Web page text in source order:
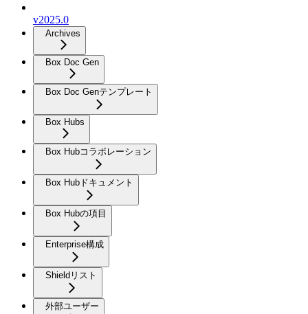
v2025.0
Archives
Box Doc Gen
Box Doc Genテンプレート
Box Hubs
Box Hubコラボレーション
Box Hubドキュメント
Box Hubの項目
Enterprise構成
Shieldリスト
外部ユーザー